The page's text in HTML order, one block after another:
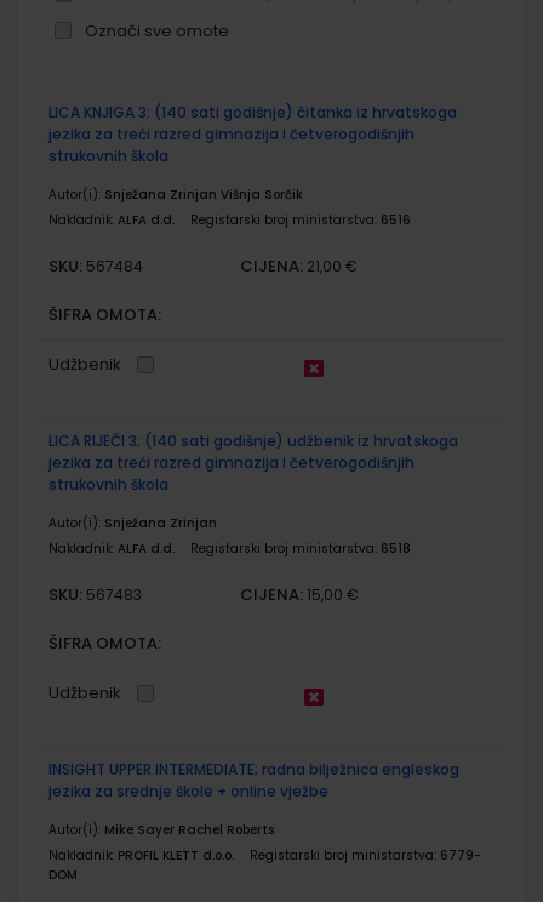
Označi sve omote
proizvodi
LICA KNJIGA 3; (140 sati godišnje) čitanka iz hrvatskoga
jezika za treći razred gimnazija i četverogodišnjih
strukovnih škola
Autor(i): Snježana Zrinjan Višnja Sorčik
Nakladnik: ALFA d.d. Registarski broj ministarstva: 6516
SKU: 567484 CIJENA: 21,00 €
ŠIFRA OMOTA:
Udžbenik
LICA RIJEČI 3; (140 sati godišnje) udžbenik iz hrvatskoga
jezika za treći razred gimnazija i četverogodišnjih
strukovnih škola
Autor(i): Snježana Zrinjan
Nakladnik: ALFA d.d. Registarski broj ministarstva: 6518
SKU: 567483 CIJENA: 15,00 €
ŠIFRA OMOTA:
Udžbenik
INSIGHT UPPER INTERMEDIATE; radna bilježnica engleskog
jezika za srednje škole + online vježbe
Autor(i): Mike Sayer Rachel Roberts
Nakladnik: PROFIL KLETT d.o.o. Registarski broj ministarstva: 6779-
DOM